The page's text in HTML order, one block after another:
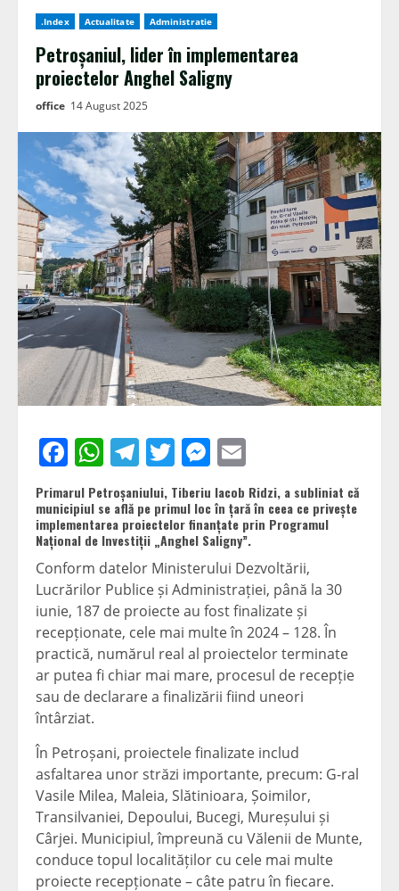
.Index Actualitate Administratie
Petroșaniul, lider în implementarea
proiectelor Anghel Saligny
office 14 August 2025
Facebook
WhatsApp
Telegram
TwitterMessenger
Primarul Petroșaniului, Tiberiu Iacob Ridzi, a subliniat că
municipiul se află pe primul loc în țară în ceea ce privește
implementarea proiectelor finanțate prin Programul
Național de Investiții „Anghel Saligny”.
Conform datelor Ministerului Dezvoltării,
Lucrărilor Publice și Administrației, până la 30
iunie, 187 de proiecte au fost finalizate și
recepționate, cele mai multe în 2024 – 128. În
practică, numărul real al proiectelor terminate
ar putea fi chiar mai mare, procesul de recepție
sau de declarare a finalizării fiind uneori
întârziat.
În Petroșani, proiectele finalizate includ
asfaltarea unor străzi importante, precum: G-ral
Vasile Milea, Maleia, Slătinioara, Șoimilor,
Transilvaniei, Depoului, Bucegi, Mureșului și
Cârjei. Municipiul, împreună cu Vălenii de Munte,
conduce topul localităților cu cele mai multe
proiecte recepționate – câte patru în fiecare.